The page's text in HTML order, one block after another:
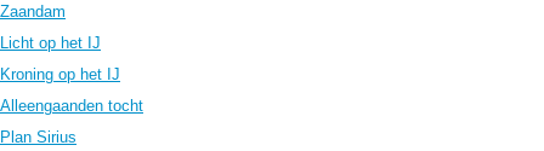
Zaandam
Licht op het IJ
Kroning op het IJ
Alleengaanden tocht
Plan Sirius